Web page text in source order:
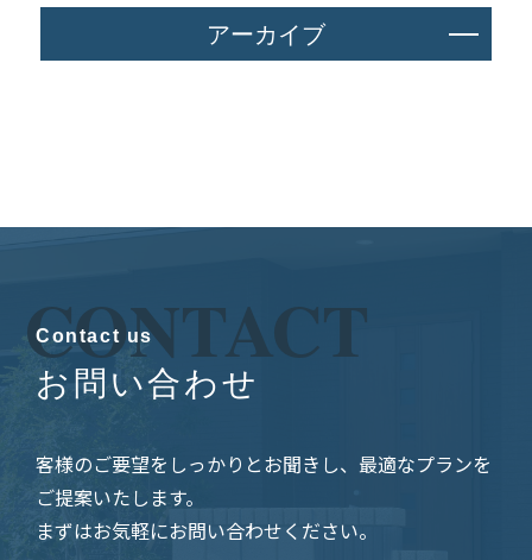
アーカイブ
CONTACT
Contact us
お問い合わせ
客様のご要望をしっかりとお聞きし、最適なプランを
ご提案いたします。
まずはお気軽にお問い合わせください。